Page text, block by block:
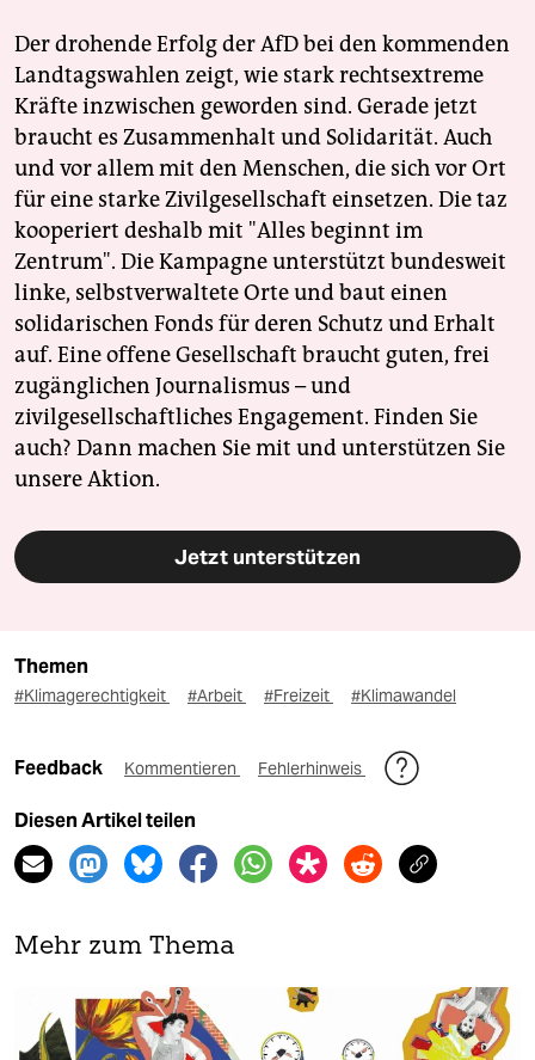
Der drohende Erfolg der AfD bei den kommenden
Landtagswahlen zeigt, wie stark rechtsextreme
Kräfte inzwischen geworden sind. Gerade jetzt
braucht es Zusammenhalt und Solidarität. Auch
und vor allem mit den Menschen, die sich vor Ort
für eine starke Zivilgesellschaft einsetzen. Die taz
kooperiert deshalb mit "Alles beginnt im
Zentrum". Die Kampagne unterstützt bundesweit
linke, selbstverwaltete Orte und baut einen
solidarischen Fonds für deren Schutz und Erhalt
auf. Eine offene Gesellschaft braucht guten, frei
zugänglichen Journalismus – und
zivilgesellschaftliches Engagement. Finden Sie
auch? Dann machen Sie mit und unterstützen Sie
unsere Aktion.
Jetzt unterstützen
Themen
#Klimagerechtigkeit #Arbeit #Freizeit #Klimawandel
Feedback Kommentieren Fehlerhinweis
Diesen Artikel teilen
Mehr zum Thema